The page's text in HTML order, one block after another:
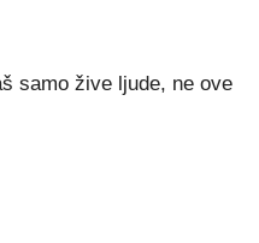
samo žive ljude, ne ove